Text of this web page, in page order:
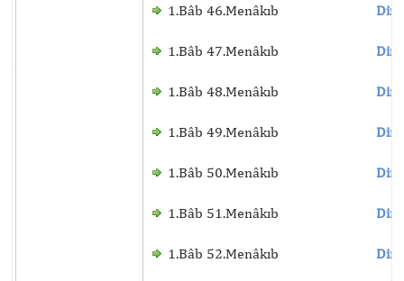
1.Bâb 46.Menâkıb
1.Bâb 47.Menâkıb
1.Bâb 48.Menâkıb
1.Bâb 49.Menâkıb
1.Bâb 50.Menâkıb
1.Bâb 51.Menâkıb
1.Bâb 52.Menâkıb